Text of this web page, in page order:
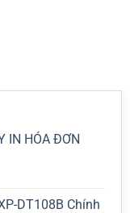
IN HÓA ĐƠN
DT108B Chính